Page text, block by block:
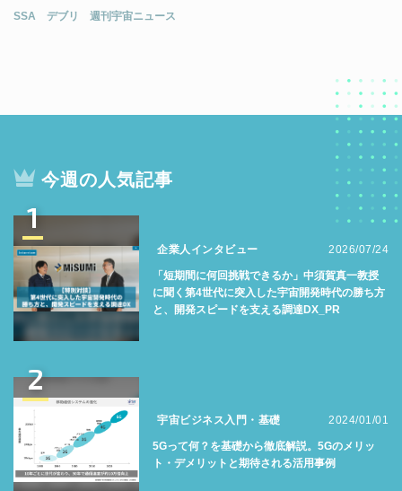
SSA デブリ 週刊宇宙ニュース
今週の人気記事
1
企業人インタビュー 2026/07/24
「短期間に何回挑戦できるか」中須賀真一教授
に聞く第4世代に突入した宇宙開発時代の勝ち方
と、開発スピードを支える調達DX_PR
2
宇宙ビジネス入門・基礎 2024/01/01
5Gって何？を基礎から徹底解説。5Gのメリッ
ト・デメリットと期待される活用事例